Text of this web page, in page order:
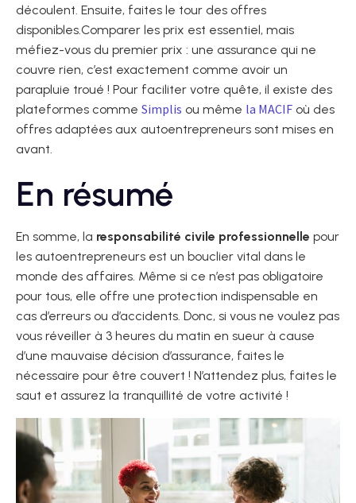
découlent. Ensuite, faites le tour des offres
disponibles.Comparer les prix est essentiel, mais
méfiez-vous du premier prix : une assurance qui ne
couvre rien, c’est exactement comme avoir un
parapluie troué ! Pour faciliter votre quête, il existe des
plateformes comme Simplis ou même la MACIF où des
offres adaptées aux autoentrepreneurs sont mises en
avant.
En résumé
En somme, la responsabilité civile professionnelle pour
les autoentrepreneurs est un bouclier vital dans le
monde des affaires. Même si ce n’est pas obligatoire
pour tous, elle offre une protection indispensable en
cas d’erreurs ou d’accidents. Donc, si vous ne voulez pas
vous réveiller à 3 heures du matin en sueur à cause
d’une mauvaise décision d’assurance, faites le
nécessaire pour être couvert ! N’attendez plus, faites le
saut et assurez la tranquillité de votre activité !